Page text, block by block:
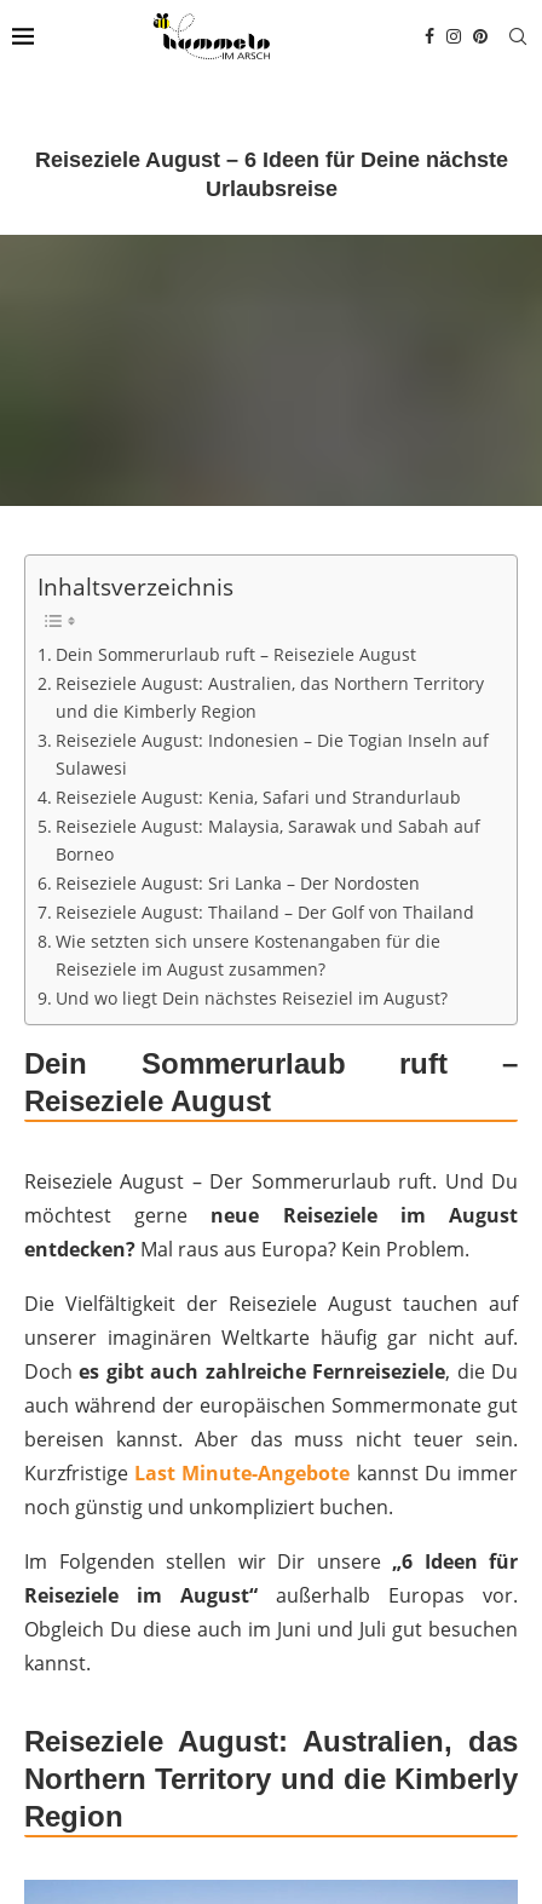
Reiseziele August – 6 Ideen für Deine nächste
Urlaubsreise
Inhaltsverzeichnis
Dein Sommerurlaub ruft – Reiseziele August
Reiseziele August: Australien, das Northern Territory
und die Kimberly Region
Reiseziele August: Indonesien – Die Togian Inseln auf
Sulawesi
Reiseziele August: Kenia, Safari und Strandurlaub
Reiseziele August: Malaysia, Sarawak und Sabah auf
Borneo
Reiseziele August: Sri Lanka – Der Nordosten
Reiseziele August: Thailand – Der Golf von Thailand
Wie setzten sich unsere Kostenangaben für die
Reiseziele im August zusammen?
Und wo liegt Dein nächstes Reiseziel im August?
Dein Sommerurlaub ruft –
Reiseziele August
Reiseziele August – Der Sommerurlaub ruft. Und Du
möchtest gerne neue Reiseziele im August
entdecken? Mal raus aus Europa? Kein Problem.
Die Vielfältigkeit der Reiseziele August tauchen auf
unserer imaginären Weltkarte häufig gar nicht auf.
Doches gibt auch zahlreiche Fernreiseziele, die Du
auch während der europäischen Sommermonate gut
bereisen kannst. Aber das muss nicht teuer sein.
Kurzfristige Last Minute-Angebote kannst Du immer
noch günstig und unkompliziert buchen.
Im Folgenden stellen wir Dir unsere „6 Ideen für
Reiseziele im August“ außerhalb Europas vor.
Obgleich Du diese auch im Juni und Juli gut besuchen
kannst.
Reiseziele August: Australien, das
Northern Territory und die Kimberly
Region